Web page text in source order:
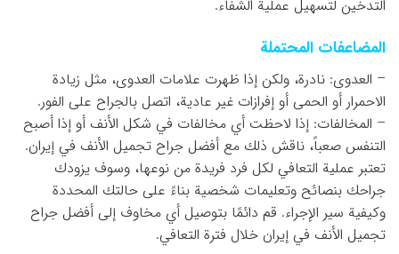
التدخين لتسهيل عملية الشفاء.
المضاعفات المحتملة
– العدوى: نادرة، ولكن إذا ظهرت علامات العدوى، مثل زيادة
الاحمرار أو الحمى أو إفرازات غير عادية، اتصل بالجراح على الفور.
– المخالفات: إذا لاحظت أي مخالفات في شكل الأنف أو إذا أصبح
التنفس صعباً، ناقش ذلك مع أفضل جراح تجميل الأنف في إيران.
تعتبر عملية التعافي لكل فرد فريدة من نوعها، وسوف يزودك
جراحك بنصائح وتعليمات شخصية بناءً على حالتك المحددة
وكيفية سير الإجراء. قم دائمًا بتوصيل أي مخاوف إلى أفضل جراح
تجميل الأنف في إيران خلال فترة التعافي.